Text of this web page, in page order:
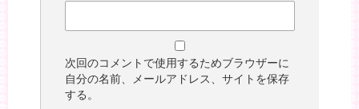
次回のコメントで使用するためブラウザーに
自分の名前、メールアドレス、サイトを保存
する。